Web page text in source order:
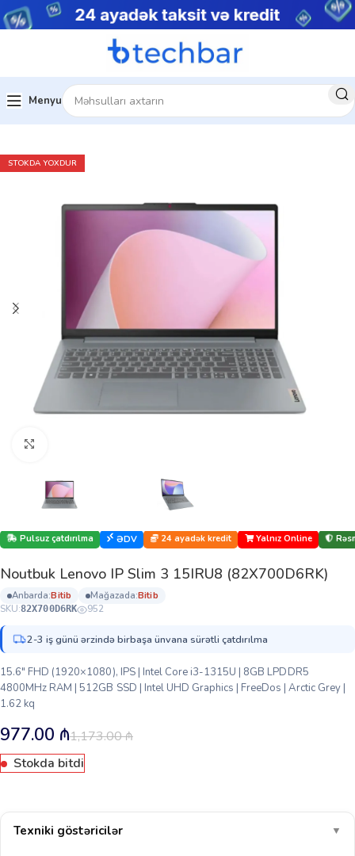
Menyu
Ev Noutbuklar Gündəlik noutbuklar
STOKDA YOXDUR
Pulsuz çatdırılma ƏDV 24 ayadək kredit Yalnız Online
Noutbuk Lenovo IP Slim 3 15IRU8 (82X700D6RK)
anbarda: bi̇ti̇b mağazada: bi̇ti̇b
SKU:82X700D6RK 952
2-3 iş günü ərzində birbaşa ünvana sürətli çatdırılma
15.6″ FHD (1920×1080), IPS | Intel Core i3-1315U | 8GB LPDDR5
4800MHz RAM | 512GB SSD | Intel UHD Graphics | FreeDos | Arctic Grey |
1.62 kq
1,173.00₼
977.00 ₼
Stokda bitdi
Texniki göstəricilər ▼